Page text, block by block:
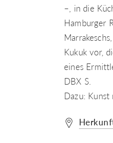
–, in die
Hamburger
Kukuk vor,
eines
DBX S.
Dazu: Kunst